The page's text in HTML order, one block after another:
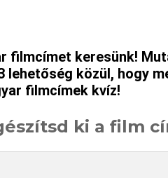
filmcímet keresünk!
lehetőség közül, hogy
filmcímek kvíz!
ki a film